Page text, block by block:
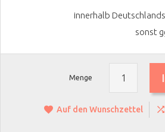
innerhalb Deutschlands
sonst
Menge
Auf den Wunschzettel